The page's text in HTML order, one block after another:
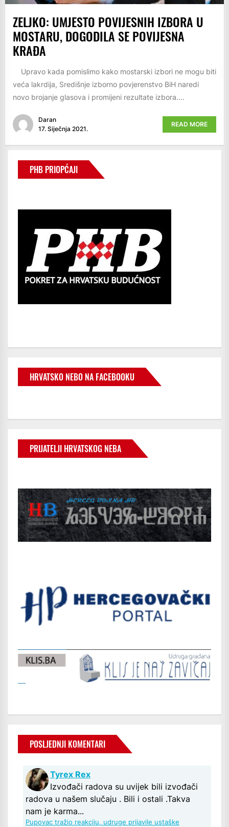
ZELJKO: UMJESTO POVIJESNIH IZBORA U
MOSTARU, DOGODILA SE POVIJESNA
KRAĐA
Upravo kada pomislimo kako mostarski izbori ne mogu biti
veća lakrdija, Središnje izborno povjerenstvo BiH naredi
novo brojanje glasova i promijeni rezultate izbora....
Daran
17. Siječnja 2021.
READ MORE
PHB PRIOPĆAJI
HRVATSKO NEBO NA FACEBOOKU
PRIJATELJI HRVATSKOG NEBA
POSLJEDNJI KOMENTARI
Tyrex Rex
Izvođači radova su uvijek bili izvođači
radova u našem slučaju . Bili i ostali .Takva
nam je karma...
Pupovac tražio reakciju, udruge prijavile ustaške